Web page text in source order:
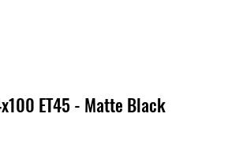
ET45 - Matte Black